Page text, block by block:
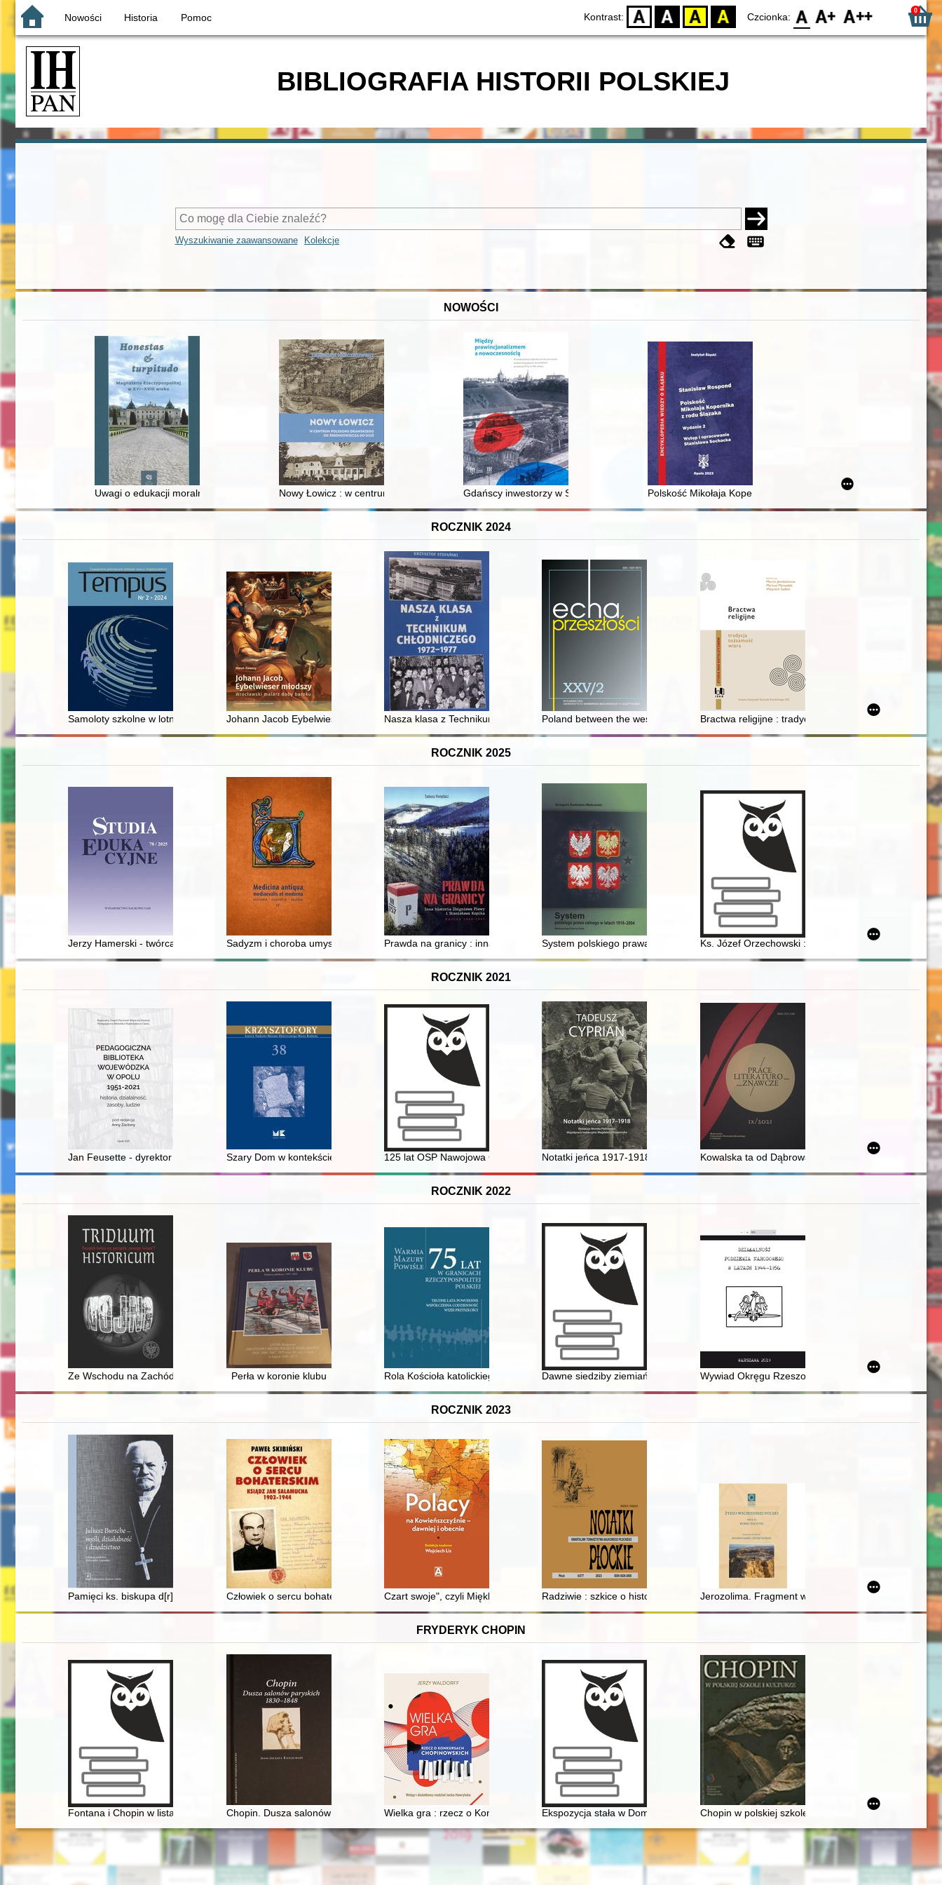
Nowości Historia Pomoc Kontrast: D BW YB BY Czcionka: F0 F1 F2 0
BIBLIOGRAFIA HISTORII POLSKIEJ
Wyszukiwanie zaawansowane Kolekcje
NOWOŚCI
Uwagi o edukacji moralnej synów szlacheckich w XVI-wiecznej Rzeczypospolitej
Nowy Łowicz : w centrum poligonu drawskiego od średniowiecza do dziśGdańscy inwestorzy w Sopocie : prestiż finansowy i towarzyski lokalnego mieszczaństwa w 2. poł. XIX w
Polskość Mikołaja Kopernika z rodu Ślązaka
ROCZNIK 2024
Samoloty szkolne w lotnictwie polskim w okresie wojny 1918-1920 = Training planes in Polish aviation during the war of 1918-1920
Johann Jacob Eybelwieser młodszy (1667-1744) : wrocławski malarz doby baroku
Nasza klasa z Technikum Chłodniczego 1972-1977Poland between the west, Russia and... Turkey : the mythologization of Polish-Turkish
Bractwa religijne : tradycja, tożsamość, wiara
ROCZNIK 2025
Jerzy Hamerski - twórca poznańskiej pedagogiki "łejerskiej"Sadyzm i choroba umysłowa w środowisku magnackim dawnej Rzeczypospolitej : casus Warszyckich herbu Awdaniec w XVII wieku
Prawda na granicy : inna historia Zbigniewa Plewy i Stanisława Kopika : Rajcza 1946-1947
System polskiego prawa celnego w latach 1918-2004Ks. Józef Orzechowski : na okoliczność: roku
ROCZNIK 2021
Jan Feusette - dyrektor pedagogicznej biblioteki wojewódzkiej w opolu w latach 1999-2012
Szary Dom w kontekście badań interdyscyplinarnych
125 lat OSP Nawojowa Góra Notatki jeńca 1917-1918. T. 1 Kowalska ta od Dąbrowskiej - recenzja]
ROCZNIK 2022
Ze Wschodu na Zachód z przystankiem w Tarnowie : o transportach osób przesiedlanych z Kresów Wschodnich na Dolny Śląsk
Perła w koronie klubu Rola Kościoła katolickiego w procesie integracji społeczeństwa Warmii i Mazur
Dawne siedziby ziemiańskie w okolicach Płocka. Cz. 9Wywiad Okręgu Rzeszowskiego Narodowego
ROCZNIK 2023
Pamięci ks. biskupa d[r]. Juliusza BurschegoCzłowiek o sercu bohaterskim : ksiądz Jan Salamucha 1903-1944Czart swoje", czyli Miękka eksterminacja Polaków na Litwie Kowieńskiej
Radziwie : szkice o historii i architekturze - recenzja]Jerozolima. Fragment większej całości : poezja
FRYDERYK CHOPIN
Fontana i Chopin w listach Chopin. Dusza salonów paryskich 1830-1848Wielka gra : rzecz o Konkursach ChopinowskichEkspozycja stała w Domu Urodzenia Fryderyka Chopina w Żelazowej Woli
Chopin w polskiej szkole i kulturze